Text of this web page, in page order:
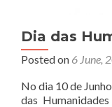
Dia das
Posted on 6 June,
No dia 10 de
das